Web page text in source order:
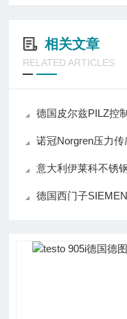
相关文章
RELATED ARTICLES
德国皮尔兹PILZ控
诺冠Norgren压力传
意大利伊莱科不锈
德国西门子